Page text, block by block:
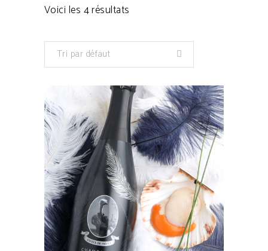
Voici les 4 résultats
Tri par défaut
AJOUTER AU PANIER